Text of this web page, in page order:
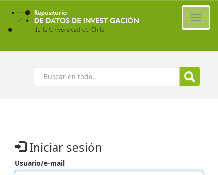
Ir
contenido
principal
Buscar
Iniciar sesión
Usuario/e-mail